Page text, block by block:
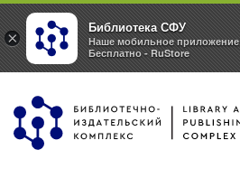
Перейти
основному
×
Библиотека СФУ
Наше мобильное приложение
Бесплатно - RuStore